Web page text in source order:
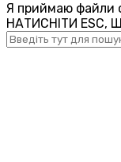
Я приймаю файли
НАТИСНІТИ ESC,